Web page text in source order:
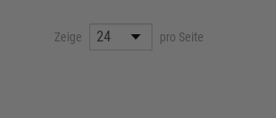
Zeige pro Seite